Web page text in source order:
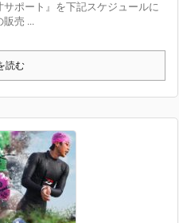
ポート』を下記スケジュールに
販売 ...
読む